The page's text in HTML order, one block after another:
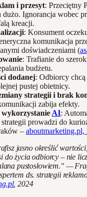
i przesyt: Przeciętny
dużo. Ignorancja wobec
kreacji.
: Konsument
komunikacja
doświadczeniami (
: Trafianie do
budżetu.
dodanej: Odbiorcy
pustej obietnicy.
strategii i brak
zabija efekty.
wykorzystanie AI:
prowadzi do
– aboutmarketing.pl,
jasno określić
do życia odbiorcy – nie
pustosłowiem." —
ds. strategii
, 2024